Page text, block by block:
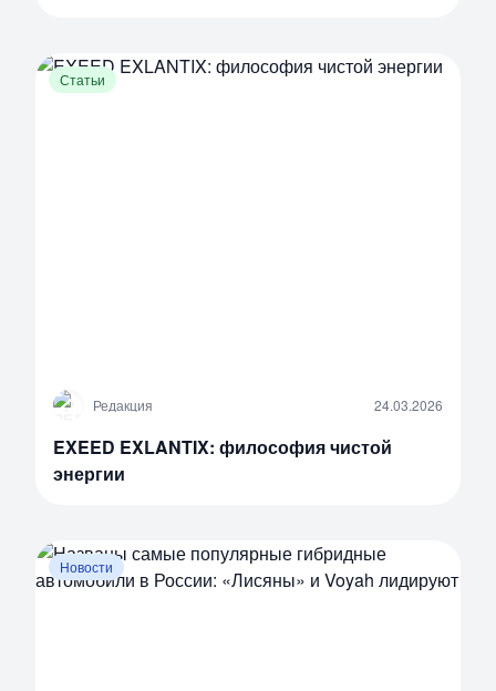
Статьи
Р Редакция 24.03.2026
EXEED EXLANTIX: философия чистой
энергии
Новости